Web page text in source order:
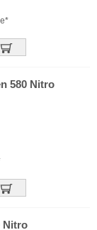
580 Nitro
Nitro